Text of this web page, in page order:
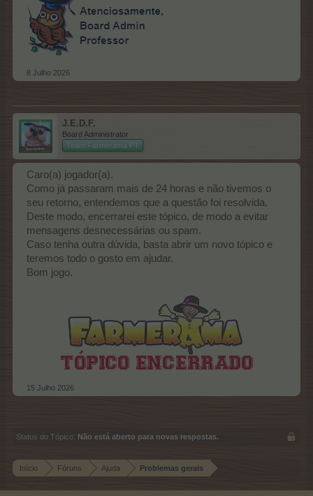
8 Julho 2026
J.E.D.F.
Board Administrator
Team Farmerama PT
Caro(a) jogador(a).
Como já passaram mais de 24 horas e não tivemos o
seu retorno, entendemos que a questão foi resolvida.
Deste modo, encerrarei este tópico, de modo a evitar
mensagens desnecessárias ou spam.
Caso tenha outra dúvida, basta abrir um novo tópico e
teremos todo o gosto em ajudar.
Bom jogo.
15 Julho 2026
Status do Tópico: Não está aberto para novas respostas.
Início Fóruns Ajuda Problemas gerais